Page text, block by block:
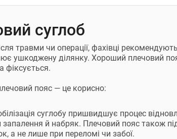
суглоб
травми чи операції, фахівці
ушкоджену ділянку. Хороший плечовий
фіксується.
пояс — це корисно:
суглобу пришвидшує процес
й набряк. Плечовий пояс також
а не лише при переломі чи забої.